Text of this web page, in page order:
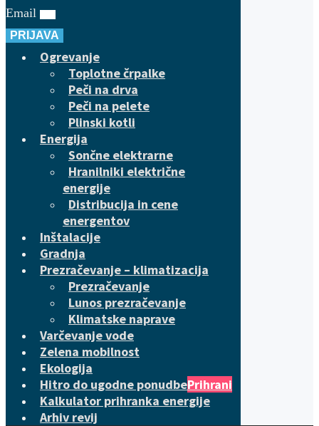
Email
PRIJAVA
Ogrevanje
Toplotne črpalke
Peči na drva
Peči na pelete
Plinski kotli
Energija
Sončne elektrarne
Hranilniki električne
energije
Distribucija in cene
energentov
Inštalacije
Gradnja
Prezračevanje – klimatizacija
Prezračevanje
Lunos prezračevanje
Klimatske naprave
Varčevanje vode
Zelena mobilnost
Ekologija
Hitro do ugodne ponudbePrihrani
Kalkulator prihranka energije
Arhiv revij